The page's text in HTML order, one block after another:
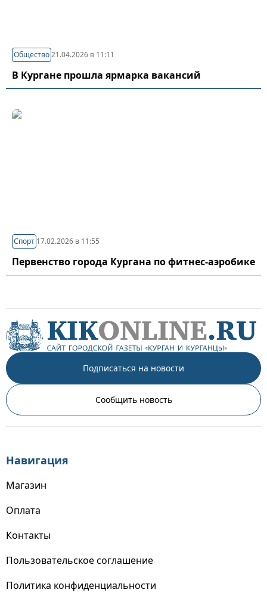
Общество21.04.2026 в 11:11
В Кургане прошла ярмарка вакансий
Спорт 17.02.2026 в 11:55
Первенство города Кургана по фитнес-аэробике
Подписаться на новости
Сообщить новость
Навигация
Магазин
Оплата
Контакты
Пользовательское соглашение
Политика конфиденциальности